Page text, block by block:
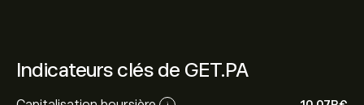
Indicateurs clés de GET.PA